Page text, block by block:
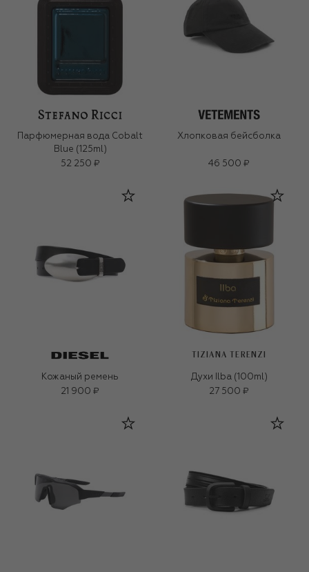
Парфюмерная вода Cobalt
Blue (125ml)
52 250 ₽
Хлопковая бейсболка
46 500 ₽
Кожаный ремень
21 900 ₽
TIZIANA TERENZI
Духи Ilba (100ml)
27 500 ₽